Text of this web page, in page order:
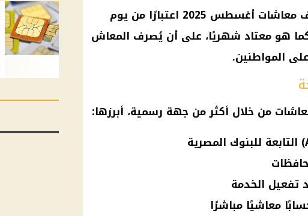
معاشات أغسطس 2025
اعتبارًا من يوم
المعاش
المواطنين.
من خلال أكثر من جهة رسمية، أبرزها:
تفعيل الخدمة
معاشيًا مباشرًا